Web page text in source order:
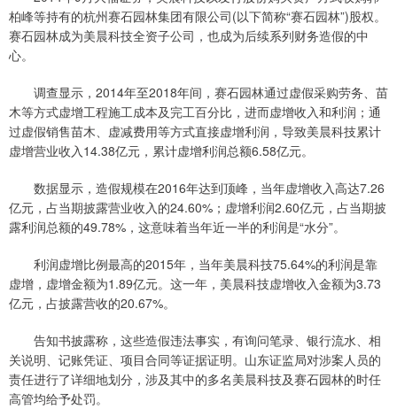
柏峰等持有的杭州赛石园林集团有限公司(以下简称“赛石园林”)股权。
赛石园林成为美晨科技全资子公司，也成为后续系列财务造假的中
心。
调查显示，2014年至2018年间，赛石园林通过虚假采购劳务、苗
木等方式虚增工程施工成本及完工百分比，进而虚增收入和利润；通
过虚假销售苗木、虚减费用等方式直接虚增利润，导致美晨科技累计
虚增营业收入14.38亿元，累计虚增利润总额6.58亿元。
数据显示，造假规模在2016年达到顶峰，当年虚增收入高达7.26
亿元，占当期披露营业收入的24.60%；虚增利润2.60亿元，占当期披
露利润总额的49.78%，这意味着当年近一半的利润是“水分”。
利润虚增比例最高的2015年，当年美晨科技75.64%的利润是靠
虚增，虚增金额为1.89亿元。这一年，美晨科技虚增收入金额为3.73
亿元，占披露营收的20.67%。
告知书披露称，这些造假违法事实，有询问笔录、银行流水、相
关说明、记账凭证、项目合同等证据证明。山东证监局对涉案人员的
责任进行了详细地划分，涉及其中的多名美晨科技及赛石园林的时任
高管均给予处罚。